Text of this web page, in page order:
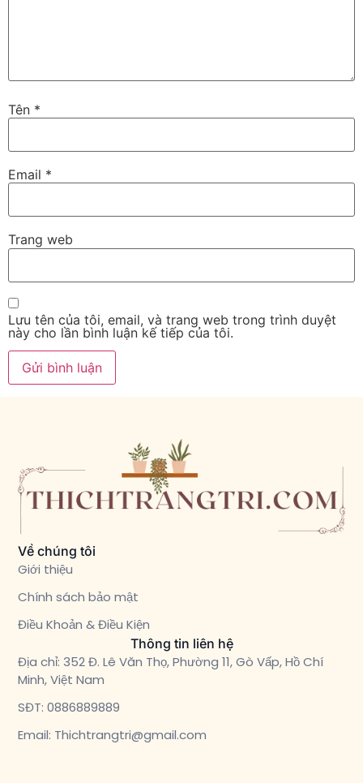
Tên *
Email *
Trang web
Lưu tên của tôi, email, và trang web trong trình duyệt
này cho lần bình luận kế tiếp của tôi.
Về chúng tôi
Giới thiệu
Chính sách bảo mật
Điều Khoản & Điều Kiện
Thông tin liên hệ
Địa chỉ: 352 Đ. Lê Văn Thọ, Phường 11, Gò Vấp, Hồ Chí
Minh, Việt Nam
SĐT: 0886889889
Email: Thichtrangtri@gmail.com